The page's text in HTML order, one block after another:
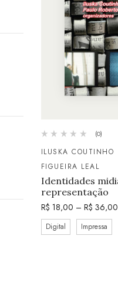
(0)
ILUSKA COUTINHO
FIGUEIRA LEAL
Identidades
representação
R$ 18,00 – R$ 36,00
Digital Impressa